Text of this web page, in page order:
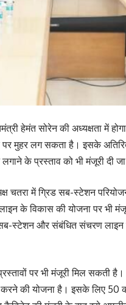
हेमंत सोरेन की अध्यक्षता में
मुहर लग सकता है। इसके
के प्रस्ताव को भी मंजूरी दी
चतरा में ग्रिड सब-स्टेशन
के विकास की योजना पर भी
सब-स्टेशन और संबंधित संचरण
पर भी मंजूरी मिल सकती
की योजना है। इसके लिए 50